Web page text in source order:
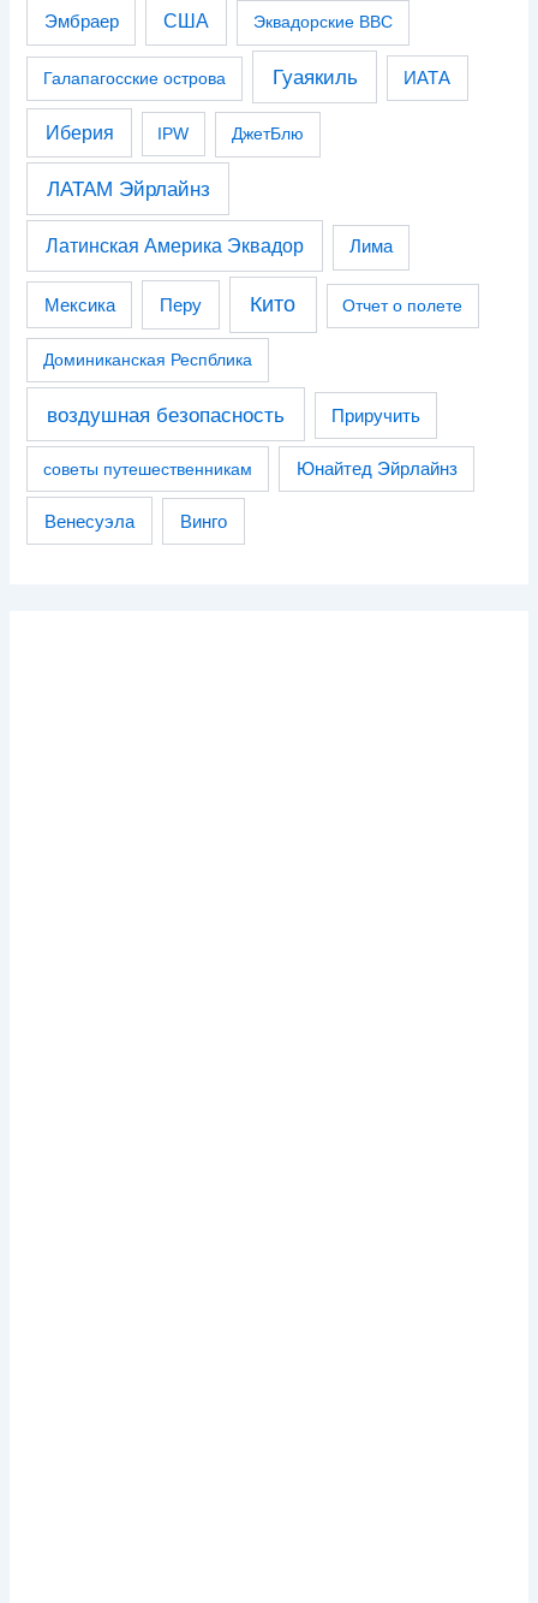
Эмбраер США Эквадорские ВВС
Галапагосские острова Гуаякиль ИАТА
Иберия IPW ДжетБлю
ЛАТАМ Эйрлайнз
Латинская Америка Эквадор Лима
Мексика Перу Кито Отчет о полете
Доминиканская Респблика
воздушная безопасность Приручить
советы путешественникам Юнайтед Эйрлайнз
Венесуэла Винго